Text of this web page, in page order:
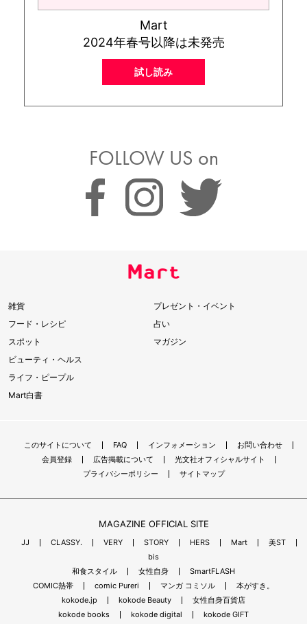
Mart
2024年春号以降は未発売
試し読み
FOLLOW US on
雑貨
フード・レシピ
スポット
ビューティ・ヘルス
ライフ・ピープル
Mart白書
プレゼント・イベント
占い
マガジン
このサイトについて FAQ インフォメーション
お問い合わせ
会員登録
広告掲載について
光文社オフィシャルサイト
プライバシーポリシー
サイトマップ
MAGAZINE OFFICIAL SITE
JJ CLASSY. VERY STORY HERS Mart
美ST
bis
和食スタイル
女性自身
SmartFLASH
COMIC熱帯
comic Pureri マンガ コミソル
本がすき。
kokode.jp
kokode Beauty
女性自身百貨店
kokode books
kokode digital kokode GIFT